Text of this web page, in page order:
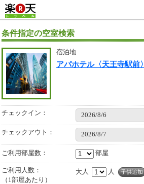
条件指定の空室検索
宿泊地
アパホテル〈天王寺駅前〉
チェックイン： 2026/8/6
チェックアウト： 2026/8/7
ご利用部屋数 部屋
ご利用人数：
（1部屋あたり）
大人 人 子供追加